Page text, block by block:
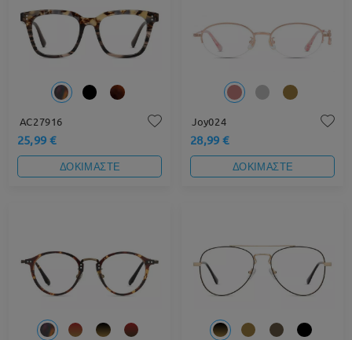
AC27916
25,99 €
ΔΟΚΙΜΑΣΤΕ
Joy024
28,99 €
ΔΟΚΙΜΑΣΤΕ